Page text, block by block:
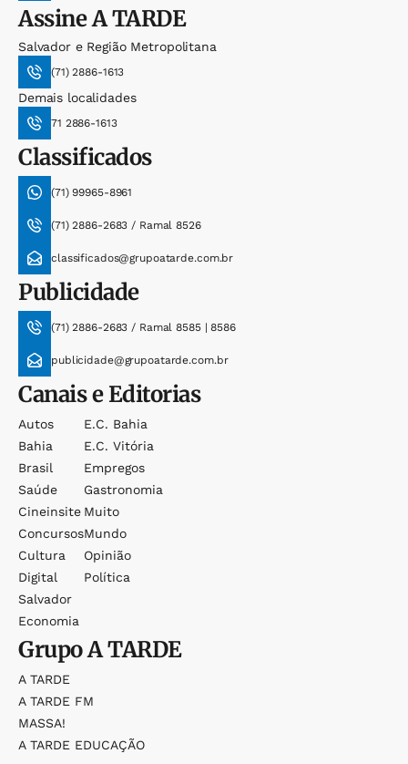
AssineA TARDE
Salvador e Região Metropolitana
(71) 2886-1613
Demais localidades
71 2886-1613
Classificados
(71) 99965-8961
(71) 2886-2683 / Ramal 8526
classificados@grupoatarde.com.br
Publicidade
(71) 2886-2683 / Ramal 8585 | 8586
publicidade@grupoatarde.com.br
Canais e Editorias
Autos
Bahia
Brasil
Saúde
Cineinsite
Concursos
Cultura
Digital
Salvador
Economia
E.c. Bahia
E.c. Vitória
Empregos
Gastronomia
Muito
Mundo
Opinião
Política
GrupoA TARDE
A TARDE
A TARDE FM
MASSA!
A TARDE EDUCAÇÃO